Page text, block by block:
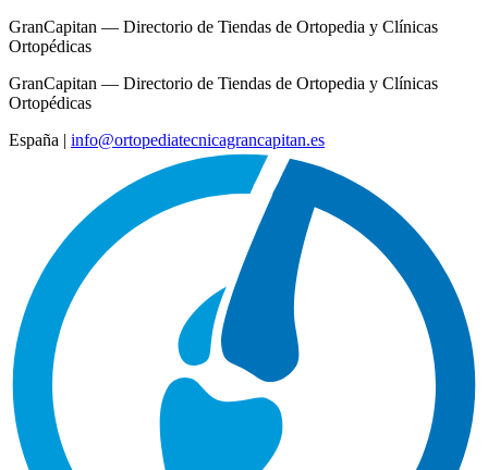
GranCapitan — Directorio de Tiendas de Ortopedia y Clínicas
Ortopédicas
GranCapitan — Directorio de Tiendas de Ortopedia y Clínicas
Ortopédicas
España | info@ortopediatecnicagrancapitan.es